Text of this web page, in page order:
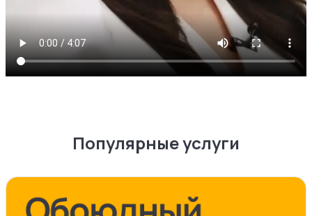
Популярные услуги